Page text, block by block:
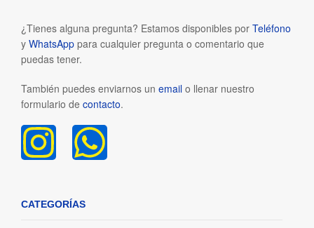
¿Tienes alguna pregunta? Estamos disponibles por Teléfono
y WhatsApp para cualquier pregunta o comentario que
puedas tener.
También puedes enviarnos un email o llenar nuestro
formulario de contacto.
CATEGORÍAS